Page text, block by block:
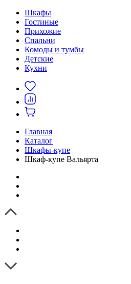
Шкафы
Гостиные
Прихожие
Спальни
Комоды и тумбы
Детские
Кухни
Главная
Каталог
Шкафы-купе
Шкаф-купе Вальярта